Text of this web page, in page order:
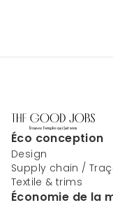
Éco conception
Design
Supply chain /
Textile & trims
Économie de la